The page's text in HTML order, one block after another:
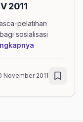
2011
pelatihan
sosialisasi
November 2011